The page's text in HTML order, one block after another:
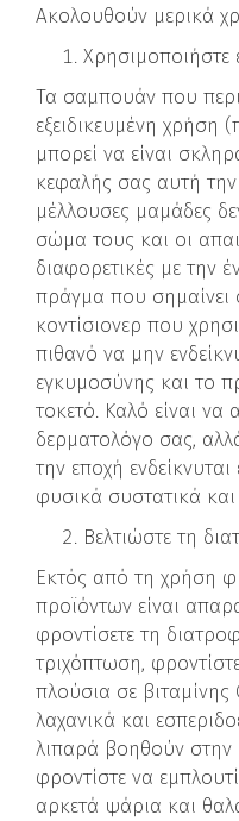
Ακολουθούν μερικά
Τα σαμπουάν που
εξειδικευμένη χρήση
μπορεί να είναι
κεφαλής σας αυτή
μέλλουσες μαμάδες
σώμα τους και οι
διαφορετικές με την
πράγμα που σημαίνει
κοντίσιονερ που
πιθανό να μην
εγκυμοσύνης και το
τοκετό. Καλό είναι να
δερματολόγο σας,
την εποχή
φυσικά συστατικά
Βελτιώστε τη
Εκτός από τη χρήση
προϊόντων είναι
φροντίσετε τη
τριχόπτωση,
πλούσια σε
λαχανικά και
λιπαρά βοηθούν στην
φροντίστε να
αρκετά ψάρια και